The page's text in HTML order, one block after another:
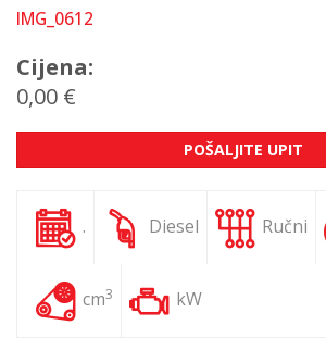
IMG_0612
Cijena:
0,00 €
POŠALJITE UPIT
. Diesel Ručni
cm3 kW